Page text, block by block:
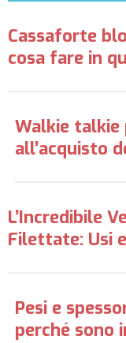
Cassaforte
cosa fare in
Walkie talkie
all’acquisto
L’Incredibile
Filettate: Usi
Pesi e
perché sono